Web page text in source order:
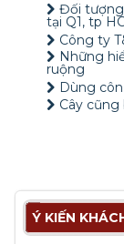
Đối tượng
tại Q1, tp
Công ty
Những
ruộng
Dùng
Cây
Ý KIẾN